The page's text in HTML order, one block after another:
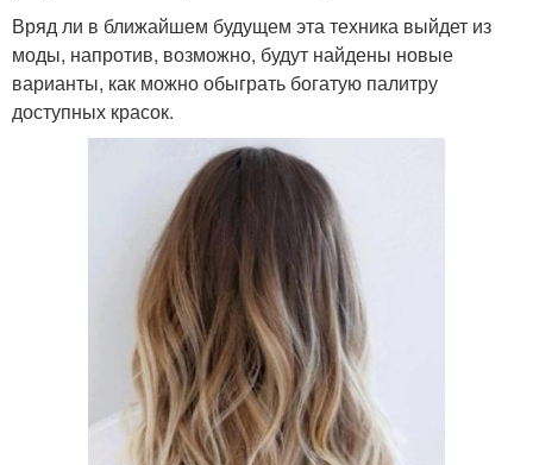
Вряд ли в ближайшем будущем эта техника выйдет из
моды, напротив, возможно, будут найдены новые
варианты, как можно обыграть богатую палитру
доступных красок.